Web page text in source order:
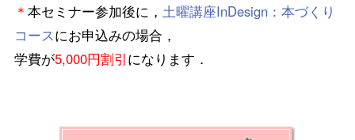
＊ 本セミナー参加後に， 土曜講座InDesign：本づくり
コースにお申込みの場合，
学費が5,000円割引になります．